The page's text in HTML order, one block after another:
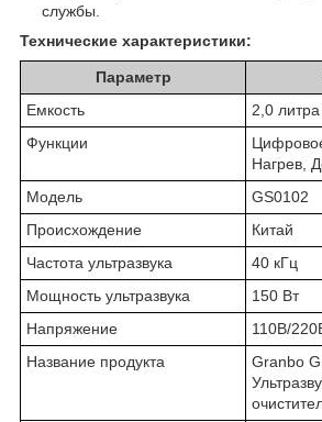
службы.
Технические характеристики:
Параметр
Емкость
2,0 литра
Функции
Нагрев,
Модель
GS0102
Происхождение
Китай
Частота ультразвука
40 кГц
Мощность ультразвука
150 Вт
Напряжение
110В/
Название продукта
Granbo